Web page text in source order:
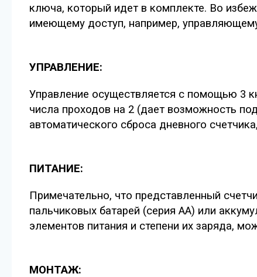
ключа, который идет в комплекте. Во
имеющему доступ, например,
УПРАВЛЕНИЕ:
Управление осуществляется с помощью 3
числа проходов на 2 (дает возможность
автоматического сброса дневного
ПИТАНИЕ:
Примечательно, что представленный
пальчиковых батарей (серия АА) или
элементов питания и степени их заряда,
МОНТАЖ: